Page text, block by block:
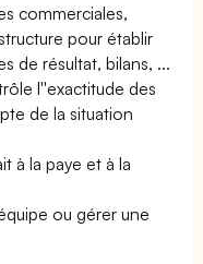
commerciales,
pour établir
de résultat, bilans, ...
l''exactitude des
de la situation
à la paye et à la
ou gérer une